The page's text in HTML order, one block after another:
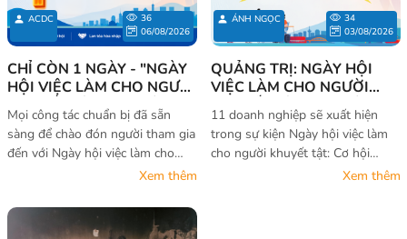
ACDC
36
06/08/2026
CHỈ CÒN 1 NGÀY - "NGÀY
HỘI VIỆC LÀM CHO NGƯỜI
KHUYẾT TẬT – CƠ HỘI
KHÔNG CỦA RIÊNG AI" SẼ
CHÍNH THỨC DIỄN RA TẠI
QUẢNG TRỊ
Mọi công tác chuẩn bị đã sẵn
sàng để chào đón người tham gia
đến với Ngày hội việc làm cho
người khuyết tật – Cơ hội không
Xem thêm
ÁNH NGỌC
34
03/08/2026
QUẢNG TRỊ: NGÀY HỘI
VIỆC LÀM CHO NGƯỜI
KHUYẾT TẬT - CƠ HỘI
KHÔNG CỦA RIÊNG AI
2026
11 doanh nghiệp sẽ xuất hiện
trong sự kiện Ngày hội việc làm
cho người khuyết tật: Cơ hội
không của riêng ai 2026 tạiXem thêm